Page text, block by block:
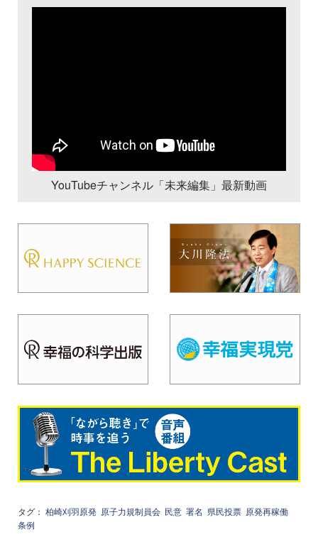
YouTubeチャンネル「未来編集」最新動画
タグ： 柏崎刈羽原発 原子力規制員会 民意 署名 県民投票 原発再稼働
条例